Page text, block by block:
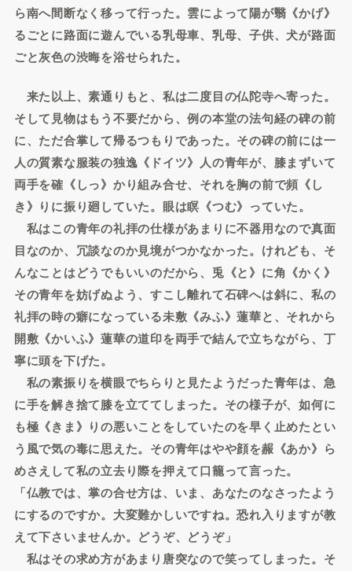
ら南へ間断なく移って行った。雲によって陽が翳《かげ》
るごとに路面に遊んでいる乳母車、乳母、子供、犬が路面
ごと灰色の渋晦を浴せられた。
来た以上、素通りもと、私は二度目の仏陀寺へ寄った。
そして見物はもう不要だから、例の本堂の法句経の碑の前
に、ただ合掌して帰るつもりであった。その碑の前には一
人の質素な服装の独逸《ドイツ》人の青年が、膝まずいて
両手を確《しっ》かり組み合せ、それを胸の前で頻《し
き》りに振り廻していた。眼は瞑《つむ》っていた。
私はこの青年の礼拝の仕様があまりに不器用なので真面
目なのか、冗談なのか見境がつかなかった。けれども、そ
んなことはどうでもいいのだから、兎《と》に角《かく》
その青年を妨げぬよう、すこし離れて石碑へは斜に、私の
礼拝の時の癖になっている未敷《みふ》蓮華と、それから
開敷《かいふ》蓮華の道印を両手で結んで立ちながら、丁
寧に頭を下げた。
私の素振りを横眼でちらりと見たようだった青年は、急
に手を解き捨て膝を立ててしまった。その様子が、如何に
も極《きま》りの悪いことをしていたのを早く止めたとい
う風で気の毒に思えた。その青年はやや顔を赧《あか》ら
めさえして私の立去り際を押えて口籠って言った。
「仏教では、掌の合せ方は、いま、あなたのなさったよう
にするのですか。大変難かしいですね。恐れ入りますが教
えて下さいませんか。どうぞ、どうぞ」
私はその求め方があまり唐突なので笑ってしまった。そ